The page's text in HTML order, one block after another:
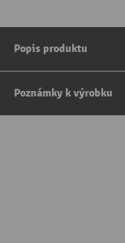
Popis produktu
Poznámky k výrobku